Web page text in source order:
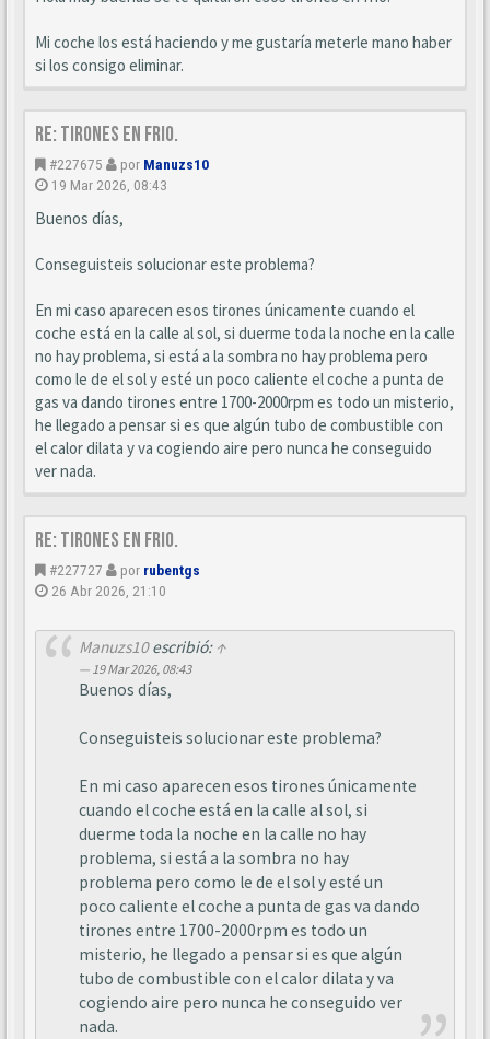
Mi coche los está haciendo y me gustaría meterle mano haber
si los consigo eliminar.
Re: Tirones en frio.
#227675 por Manuzs10
19 Mar 2026, 08:43
Buenos días,
Conseguisteis solucionar este problema?
En mi caso aparecen esos tirones únicamente cuando el
coche está en la calle al sol, si duerme toda la noche en la calle
no hay problema, si está a la sombra no hay problema pero
como le de el sol y esté un poco caliente el coche a punta de
gas va dando tirones entre 1700-2000rpm es todo un misterio,
he llegado a pensar si es que algún tubo de combustible con
el calor dilata y va cogiendo aire pero nunca he conseguido
ver nada.
Re: Tirones en frio.
#227727 por rubentgs
26 Abr 2026, 21:10
Manuzs10escribió: ↑
19 Mar 2026, 08:43
Buenos días,
Conseguisteis solucionar este problema?
En mi caso aparecen esos tirones únicamente
cuando el coche está en la calle al sol, si
duerme toda la noche en la calle no hay
problema, si está a la sombra no hay
problema pero como le de el sol y esté un
poco caliente el coche a punta de gas va dando
tirones entre 1700-2000rpm es todo un
misterio, he llegado a pensar si es que algún
tubo de combustible con el calor dilata y va
cogiendo aire pero nunca he conseguido ver
nada.